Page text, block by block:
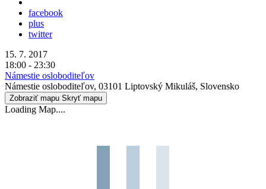
facebook
plus
twitter
15. 7. 2017
18:00 - 23:30
Námestie osloboditeľov
Námestie osloboditeľov, 03101 Liptovský Mikuláš, Slovensko
Zobraziť mapu Skryť mapu
Loading Map....